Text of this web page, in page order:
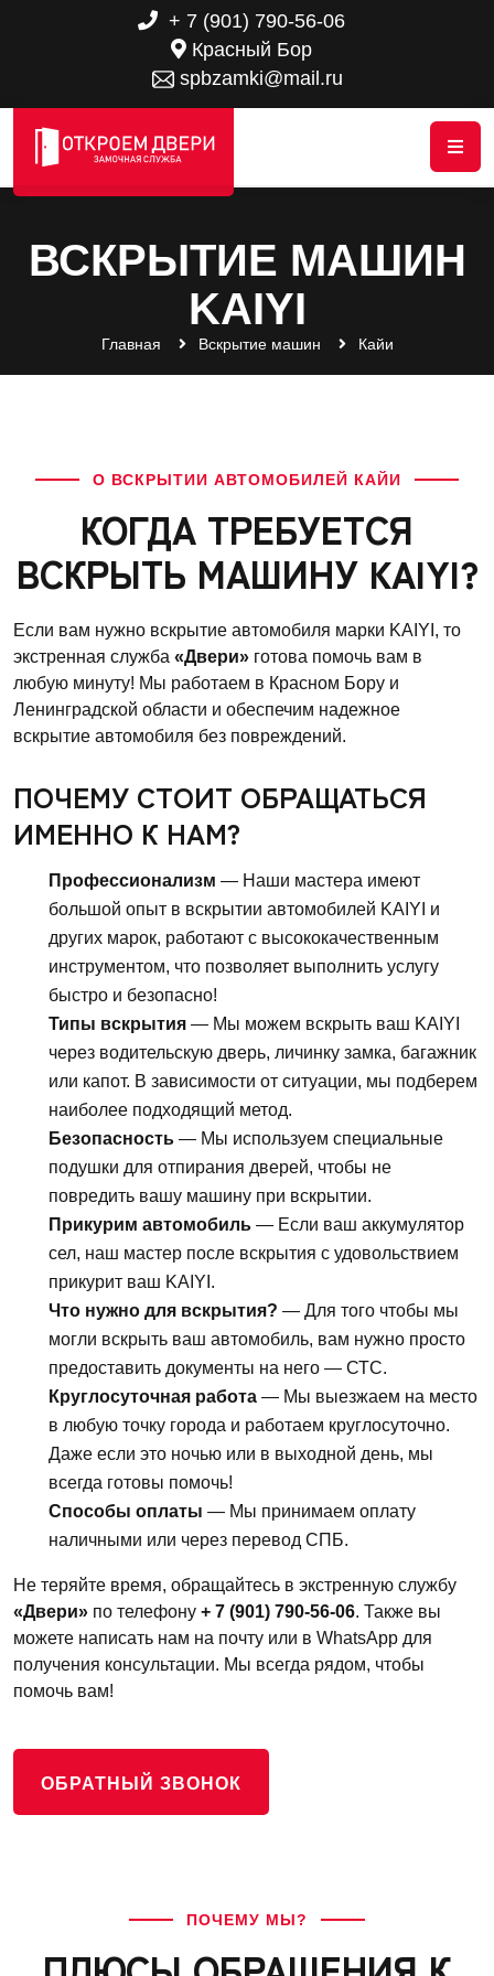
+ 7 (901) 790-56-06
Красный Бор
spbzamki@mail.ru
ВСКРЫТИЕ МАШИН
KAIYI
Главная Вскрытие машин Кайи
О ВСКРЫТИИ АВТОМОБИЛЕЙ КАЙИ
КОГДА ТРЕБУЕТСЯ
ВСКРЫТЬ МАШИНУ KAIYI?
Если вам нужно вскрытие автомобиля марки KAIYI, то
экстренная служба «Двери» готова помочь вам в
любую минуту! Мы работаем в Красном Бору и
Ленинградской области и обеспечим надежное
вскрытие автомобиля без повреждений.
ПОЧЕМУ СТОИТ ОБРАЩАТЬСЯ
ИМЕННО К НАМ?
Профессионализм — Наши мастера имеют
большой опыт в вскрытии автомобилей KAIYI и
других марок, работают с высококачественным
инструментом, что позволяет выполнить услугу
быстро и безопасно!
Типы вскрытия — Мы можем вскрыть ваш KAIYI
через водительскую дверь, личинку замка, багажник
или капот. В зависимости от ситуации, мы подберем
наиболее подходящий метод.
Безопасность — Мы используем специальные
подушки для отпирания дверей, чтобы не
повредить вашу машину при вскрытии.
Прикурим автомобиль — Если ваш аккумулятор
сел, наш мастер после вскрытия с удовольствием
прикурит ваш KAIYI.
Что нужно для вскрытия? — Для того чтобы мы
могли вскрыть ваш автомобиль, вам нужно просто
предоставить документы на него — СТС.
Круглосуточная работа — Мы выезжаем на место
в любую точку города и работаем круглосуточно.
Даже если это ночью или в выходной день, мы
всегда готовы помочь!
Способы оплаты — Мы принимаем оплату
наличными или через перевод СПБ.
Не теряйте время, обращайтесь в экстренную службу
«Двери» по телефону + 7 (901) 790-56-06. Также вы
можете написать нам на почту или в WhatsApp для
получения консультации. Мы всегда рядом, чтобы
помочь вам!
ОБРАТНЫЙ ЗВОНОК
ПОЧЕМУ МЫ?